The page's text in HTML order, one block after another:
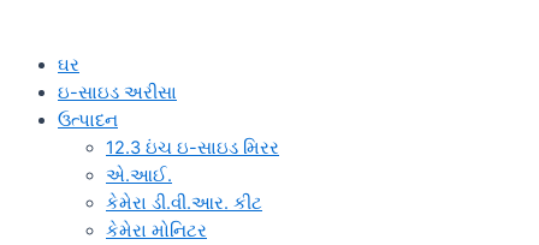
ઘર
ઇ-સાઇડ અરીસા
ઉત્પાદન
12.3 ઇંચ ઇ-સાઇડ મિરર
એ.આઈ.
કેમેરા ડી.વી.આર. કીટ
કેમેરા મોનિટર